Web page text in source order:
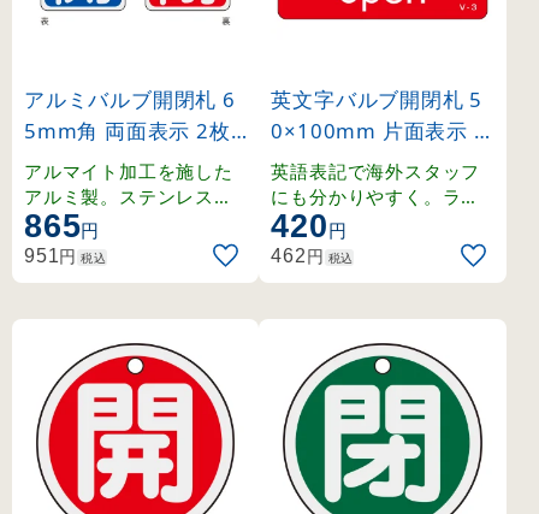
アルミバルブ開閉札 6
5mm角 両面表示 2枚1
組 開(青)⇔閉(赤) (162
011)
アルマイト加工を施した
アルミ製。ステンレスリ
ング付きの開閉札セット
。
865円
951円 税込
英文字バルブ開閉札 5
0×100mm 片面表示 N
ormally open(赤) (168
003)
英語表記で海外スタッフ
にも分かりやすく。ラミ
ネート加工の硬質塩ビ製
。
420円
462円 税込